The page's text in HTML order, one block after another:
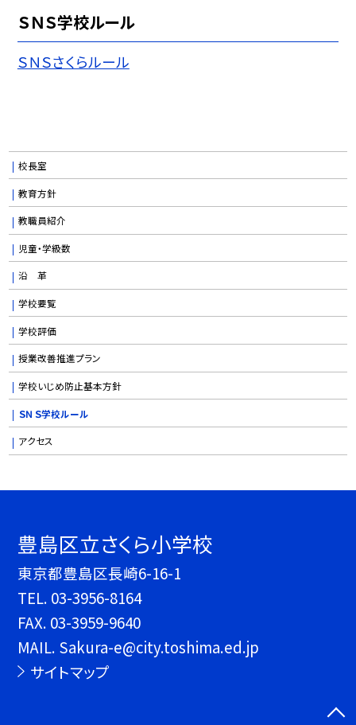
ＳＮＳ学校ルール
ＳＮＳさくらルール
校長室
教育方針
教職員紹介
児童・学級数
沿 革
学校要覧
学校評価
授業改善推進プラン
学校いじめ防止基本方針
ＳＮＳ学校ルール
アクセス
豊島区立さくら小学校
東京都豊島区長崎6-16-1
TEL. 03-3956-8164
FAX. 03-3959-9640
MAIL. Sakura-e@city.toshima.ed.jp
サイトマップ